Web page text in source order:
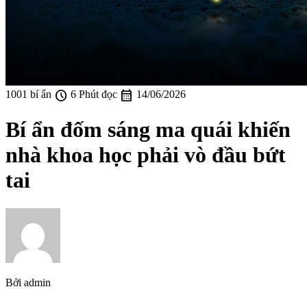
1001 bí ẩn schedule 6 Phút đọc calendar_month 14/06/2026
Bí ẩn đốm sáng ma quái khiến
nhà khoa học phải vò đầu bứt
tai
Bởi admin